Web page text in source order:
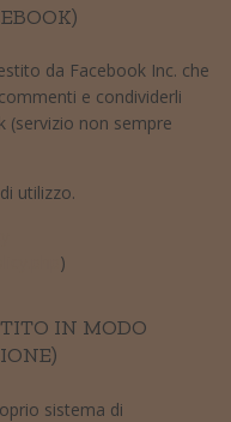
da Facebook Inc. che
e condividerli
(servizio non sempre
utilizzo.
)
IN MODO
sistema di